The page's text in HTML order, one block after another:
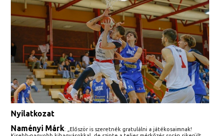
Nyilatkozat
Naményi Márk: „Először is szeretnék gratulálni a játékosaimnak!